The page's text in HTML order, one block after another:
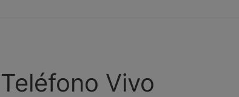
Teléfono Vivo